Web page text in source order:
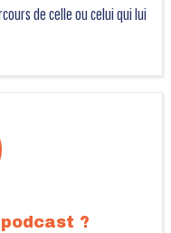
de celle ou celui qui lui
?